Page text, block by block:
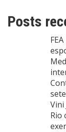
Posts
Vini
Rio